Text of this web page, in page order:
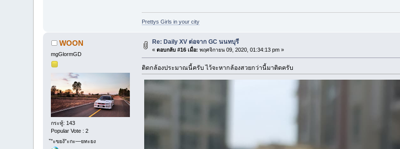
Prettys Girls in your city
WOON
mgGlormGD
กระทู้: 143
Popular Vote : 2
ั”ะขยงั”ะกะ—ยทะยง
Re: Daily XV ต่อจาก GC นนทบุรี
«ตอบกลับ #16 เมื่อ: พฤศจิกายน 09, 2020, 01:34:13 pm »
ติดกล้องประมาณนี้ครับ ไว้จะหากล้องสวยกว่านี้มาติดครับ